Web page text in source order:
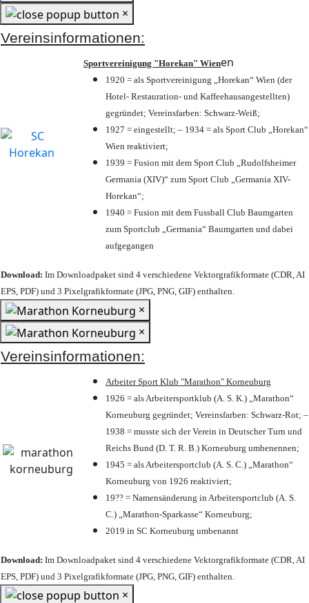
×
Vereinsinformationen:
Sportvereinigung "Horekan" Wienen
1920 = als Sportvereinigung „Horekan“ Wien (der
Hotel- Restauration- und Kaffeehausangestellten)
gegründet; Vereinsfarben: Schwarz-Weiß;
1927 = eingestellt; – 1934 = als Sport Club „Horekan“
Wien reaktiviert;
1939 = Fusion mit dem Sport Club „Rudolfsheimer
Germania (XIV)“ zum Sport Club „Germania XIV-
Horekan“;
1940 = Fusion mit dem Fussball Club Baumgarten
zum Sportclub „Germania“ Baumgarten und dabei
aufgegangen
Download: Im Downloadpaket sind 4 verschiedene Vektorgrafikformate (CDR, AI
EPS, PDF) und 3 Pixelgrafikformate (JPG, PNG, GIF) enthalten.
×
×
Vereinsinformationen:
Arbeiter Sport Klub "Marathon" Korneuburg
1926 = als Arbeitersportklub (A. S. K.) „Marathon“
Korneuburg gegründet; Vereinsfarben: Schwarz-Rot; –
1938 = musste sich der Verein in Deutscher Turn und
Reichs Bund (D. T. R. B.) Korneuburg umbenennen;
1945 = als Arbeitersportclub (A. S. C.) „Marathon“
Korneuburg von 1926 reaktiviert;
19?? = Namensänderung in Arbeitersportclub (A. S.
C.) „Marathon-Sparkasse“ Korneuburg;
2019 in SC Korneuburg umbenannt
Download: Im Downloadpaket sind 4 verschiedene Vektorgrafikformate (CDR, AI
EPS, PDF) und 3 Pixelgrafikformate (JPG, PNG, GIF) enthalten.
×